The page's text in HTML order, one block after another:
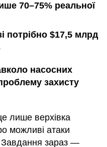
70–75% реальної
потрібно $17,5 млрд
насосних
захисту
лише верхівка
можливі атаки
зараз —